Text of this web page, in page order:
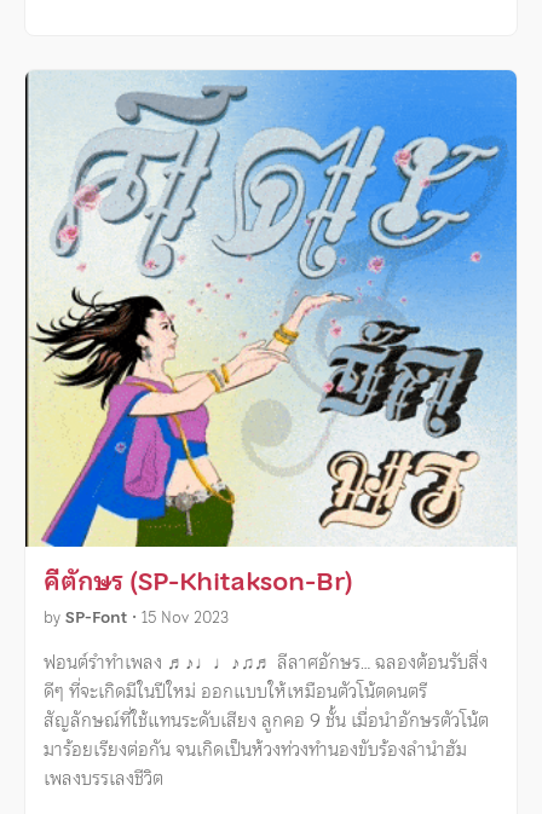
คีตักษร (SP-Khitakson-Br)
bySP-Font • 15 Nov 2023
ฟอนต์รำทำเพลง ♬♪♩♩♪♫♬ ลีลาศอักษร… ฉลองต้อนรับสิ่ง
ดีๆ ที่จะเกิดมีในปีใหม่ ออกแบบให้เหมือนตัวโน้ตดนตรี
สัญลักษณ์ที่ใช้แทนระดับเสียง ลูกคอ 9 ชั้น เมื่อนำอักษรตัวโน้ต
มาร้อยเรียงต่อกัน จนเกิดเป็นห้วงท่วงทำนองขับร้องลำนำฮัม
เพลงบรรเลงชีวิต